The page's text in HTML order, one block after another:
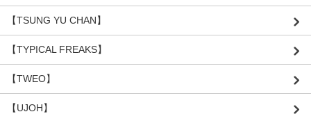
【TSUNG YU CHAN】
【TYPICAL FREAKS】
【TWEO】
【UJOH】